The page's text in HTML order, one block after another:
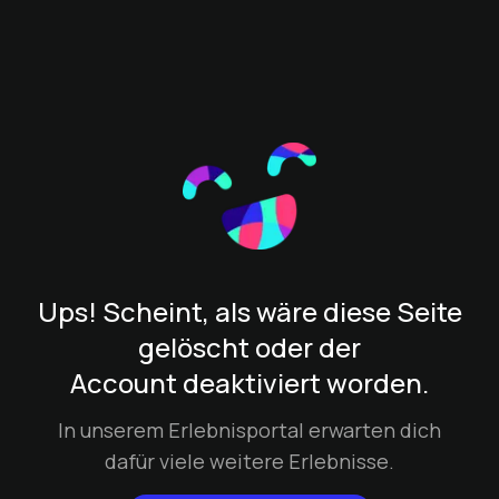
Ups! Scheint, als wäre diese Seite
gelöscht oder der
Account deaktiviert worden.
In unserem Erlebnisportal erwarten dich
dafür viele weitere Erlebnisse.